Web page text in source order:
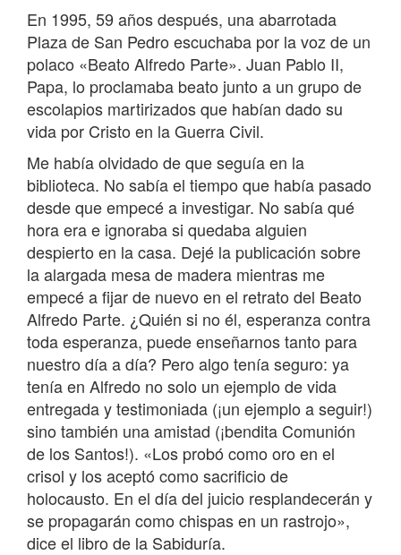
En 1995, 59 años después, una abarrotada
Plaza de San Pedro escuchaba por la voz de un
polaco «Beato Alfredo Parte». Juan Pablo II,
Papa, lo proclamaba beato junto a un grupo de
escolapios martirizados que habían dado su
vida por Cristo en la Guerra Civil.
Me había olvidado de que seguía en la
biblioteca. No sabía el tiempo que había pasado
desde que empecé a investigar. No sabía qué
hora era e ignoraba si quedaba alguien
despierto en la casa. Dejé la publicación sobre
la alargada mesa de madera mientras me
empecé a fijar de nuevo en el retrato del Beato
Alfredo Parte. ¿Quién si no él, esperanza contra
toda esperanza, puede enseñarnos tanto para
nuestro día a día? Pero algo tenía seguro: ya
tenía en Alfredo no solo un ejemplo de vida
entregada y testimoniada (¡un ejemplo a seguir!)
sino también una amistad (¡bendita Comunión
de los Santos!). «Los probó como oro en el
crisol y los aceptó como sacrificio de
holocausto. En el día del juicio resplandecerán y
se propagarán como chispas en un rastrojo»,
dice el libro de la Sabiduría.